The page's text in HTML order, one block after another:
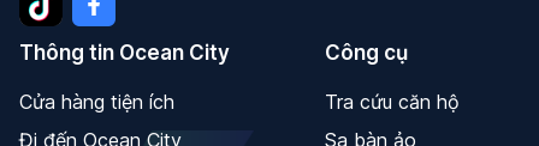
Thông tin Ocean City
Cửa hàng tiện ích
Đi đến Ocean City
Công cụ
Tra cứu căn hộ
Sa bàn ảo